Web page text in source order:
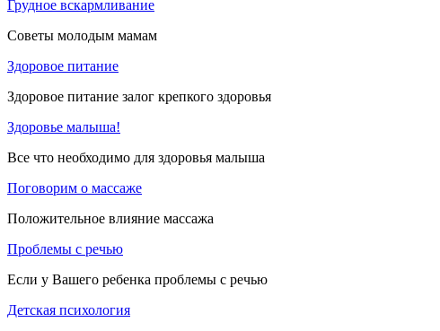
Грудное вскармливание
Советы молодым мамам
Здоровое питание
Здоровое питание залог крепкого здоровья
Здоровье малыша!
Все что необходимо для здоровья малыша
Поговорим о массаже
Положительное влияние массажа
Проблемы с речью
Если у Вашего ребенка проблемы с речью
Детская психология